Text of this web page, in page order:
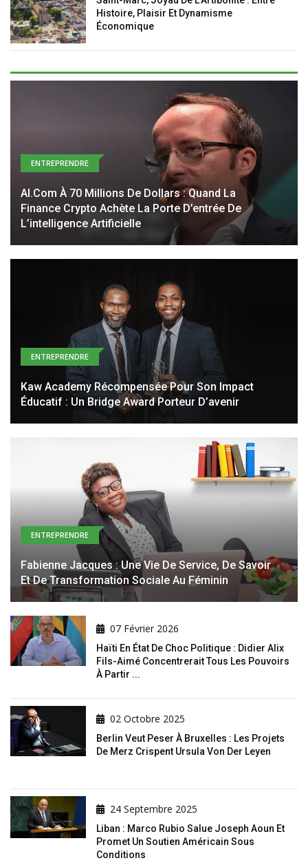
Histoire, Plaisir Et Dynamisme
Économique
ENTREPRENDRE
AI.com À 70 Millions De Dollars : Quand La
Finance Crypto Achète La Porte D’entrée De
L’intelligence Artificielle
ENTREPRENDRE
Kaw Academy Récompensée Pour Son Impact
Éducatif : Un Bridge Award Porteur D’avenir
ENTREPRENDRE
Fabienne Jacques : Une Vie De Service, De Savoir
Et De Transformation Sociale Au Féminin
07 Février 2026
Haïti En État De Choc Politique : Didier Alix
Fils-Aimé Concentrerait Tous Les Pouvoirs
À Partir ...
02 Octobre 2025
Berlin Veut Peser À Bruxelles : Les Projets
De Merz Crispent Ursula Von Der Leyen
24 Septembre 2025
Liban : Marco Rubio Salue Joseph Aoun Et
Promet Un Soutien Américain Sous
Conditions